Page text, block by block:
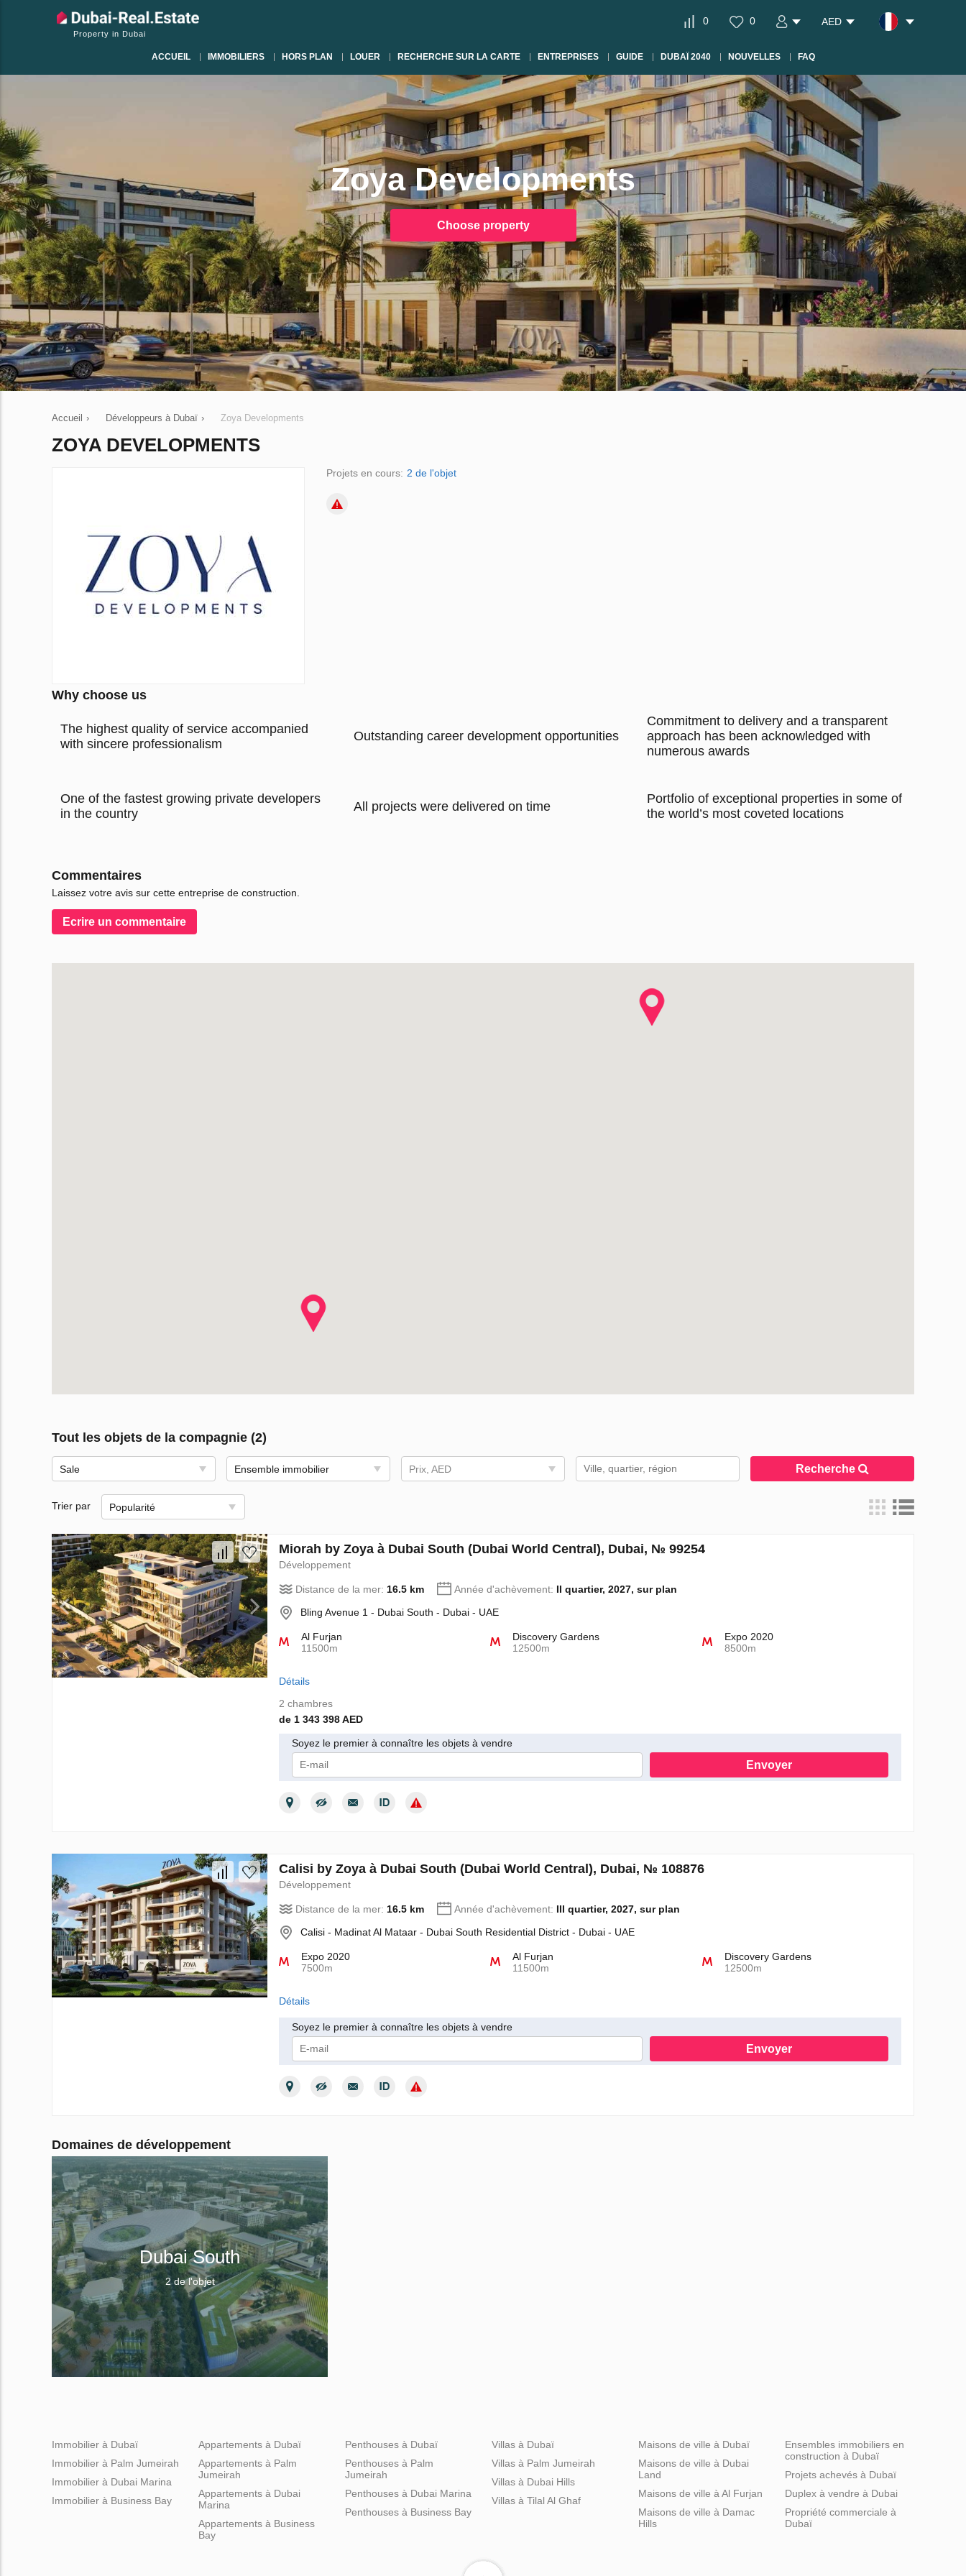
Property in Dubai
0 0 AED
ACCUEIL IMMOBILIERS HORS PLAN LOUER RECHERCHE SUR LA CARTE ENTREPRISES GUIDE DUBAÏ 2040 NOUVELLES FAQ
Zoya Developments
Choose property
Accueil › Développeurs à Dubaï › Zoya Developments
ZOYA DEVELOPMENTS
Projets en cours: 2 de l'objet
Why choose us
The highest quality of service accompanied
with sincere professionalism
Outstanding career development opportunities
Commitment to delivery and a transparent
approach has been acknowledged with
numerous awards
One of the fastest growing private developers
in the country
All projects were delivered on time
Portfolio of exceptional properties in some of
the world’s most coveted locations
Commentaires
Laissez votre avis sur cette entreprise de construction.
Ecrire un сommentaire
Tout les objets de la compagnie (2)
Sale Ensemble immobilier Prix, AED Recherche
Trier par Popularité
Miorah by Zoya à Dubai South (Dubai World Central), Dubai, № 99254
Développement
Distance de la mer: 16.5 km Année d'achèvement: II quartier, 2027, sur plan
Bling Avenue 1 - Dubai South - Dubai - UAE
Al Furjan
11500m
Discovery Gardens
12500m
Expo 2020
8500m
Détails
2 chambres
de 1 343 398 AED
Soyez le premier à connaître les objets à vendre
Envoyer
Calisi by Zoya à Dubai South (Dubai World Central), Dubai, № 108876
Développement
Distance de la mer: 16.5 km Année d'achèvement: III quartier, 2027, sur plan
Calisi - Madinat Al Mataar - Dubai South Residential District - Dubai - UAE
Expo 2020
7500m
Al Furjan
11500m
Discovery Gardens
12500m
Détails
Soyez le premier à connaître les objets à vendre
Envoyer
Domaines de développement
Dubai South
2 de l'objet
Immobilier à Dubaï
Immobilier à Palm Jumeirah
Immobilier à Dubai Marina
Immobilier à Business Bay
Appartements à Dubaï
Appartements à Palm
Jumeirah
Appartements à Dubai
Marina
Appartements à Business
Bay
Penthouses à Dubaï
Penthouses à Palm
Jumeirah
Penthouses à Dubai Marina
Penthouses à Business Bay
Villas à Dubaï
Villas à Palm Jumeirah
Villas à Dubai Hills
Villas à Tilal Al Ghaf
Maisons de ville à Dubaï
Maisons de ville à Dubai
Land
Maisons de ville à Al Furjan
Maisons de ville à Damac
Hills
Ensembles immobiliers en
construction à Dubaï
Projets achevés à Dubaï
Duplex à vendre à Dubai
Propriété commerciale à
Dubaï